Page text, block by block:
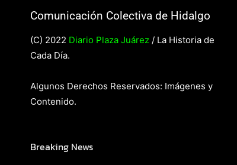
Comunicación Colectiva de Hidalgo
(C) 2022 Diario Plaza Juárez / La Historia de
Cada Día.
Algunos Derechos Reservados: Imágenes y
Contenido.
Breaking News